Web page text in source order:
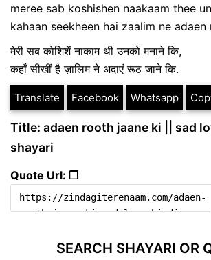
meree sab koshishen naakaam thee
kahaan seekheen hai zaalim ne
मेरी सब कोशिशें नाकाम थी उनको मनाने कि,
कहाँ सीखीं है ज़ालिम ने अदाएं रूठ जाने कि.
Translate Facebook Whatsapp
Title: adaen rooth jaane ki || sad
shayari
Quote Url: ❐
SEARCH SHAYARI OR